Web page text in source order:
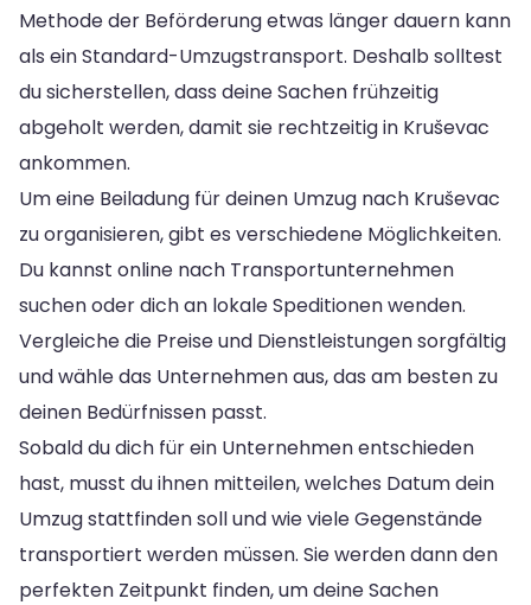
Methode der Beförderung etwas länger dauern kann
als ein Standard-Umzugstransport. Deshalb solltest
du sicherstellen, dass deine Sachen frühzeitig
abgeholt werden, damit sie rechtzeitig in Kruševac
ankommen.
Um eine Beiladung für deinen Umzug nach Kruševac
zu organisieren, gibt es verschiedene Möglichkeiten.
Du kannst online nach Transportunternehmen
suchen oder dich an lokale Speditionen wenden.
Vergleiche die Preise und Dienstleistungen sorgfältig
und wähle das Unternehmen aus, das am besten zu
deinen Bedürfnissen passt.
Sobald du dich für ein Unternehmen entschieden
hast, musst du ihnen mitteilen, welches Datum dein
Umzug stattfinden soll und wie viele Gegenstände
transportiert werden müssen. Sie werden dann den
perfekten Zeitpunkt finden, um deine Sachen